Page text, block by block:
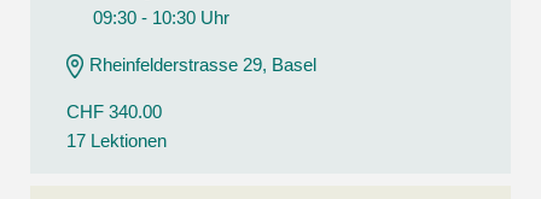
09:30 - 10:30 Uhr
Rheinfelderstrasse 29, Basel
CHF 340.00
17 Lektionen